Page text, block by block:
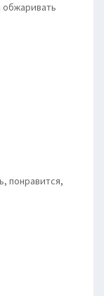
обжаривать
понравится,